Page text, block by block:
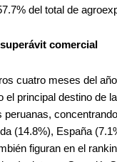
del total de
comercial
cuatro meses del
el principal destino de
peruanas,
(14.8%), España
figuran en el